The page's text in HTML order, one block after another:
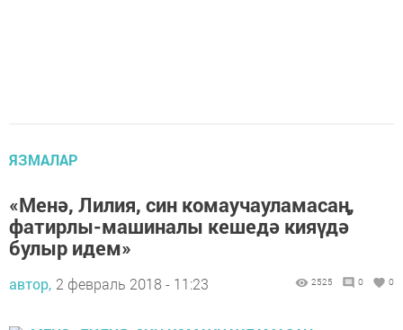
ЯЗМАЛАР
«Менә, Лилия, син комаучауламасаң,
фатирлы-машиналы кешедә кияүдә
булыр идем»
автор, 2 февраль 2018 - 11:23 2525 0 0